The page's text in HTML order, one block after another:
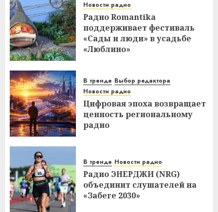
Новости радио
Радио Romantika
поддерживает фестиваль
«Сады и люди» в усадьбе
«Люблино»
В тренде Выбор редактора
Новости радио
Цифровая эпоха возвращает
ценность региональному
радио
В тренде Новости радио
Радио ЭНЕРДЖИ (NRG)
объединит слушателей на
«Забеге 2030»